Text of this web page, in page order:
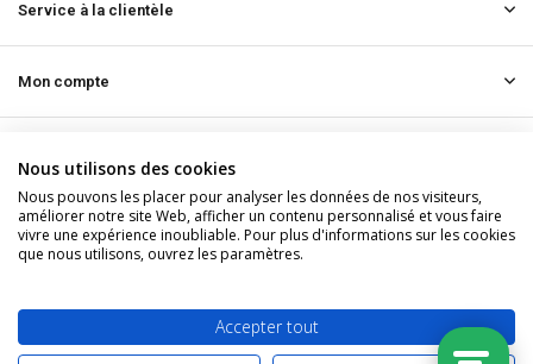
Service à la clientèle
Mon compte
Contact
Nous utilisons des cookies
Nous pouvons les placer pour analyser les données de nos visiteurs,
améliorer notre site Web, afficher un contenu personnalisé et vous faire
vivre une expérience inoubliable. Pour plus d'informations sur les cookies
que nous utilisons, ouvrez les paramètres.
Accepter tout